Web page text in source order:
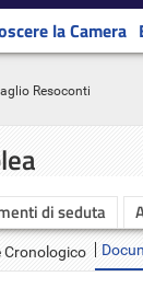
la Camera
Resoconti
di seduta
Cronologico